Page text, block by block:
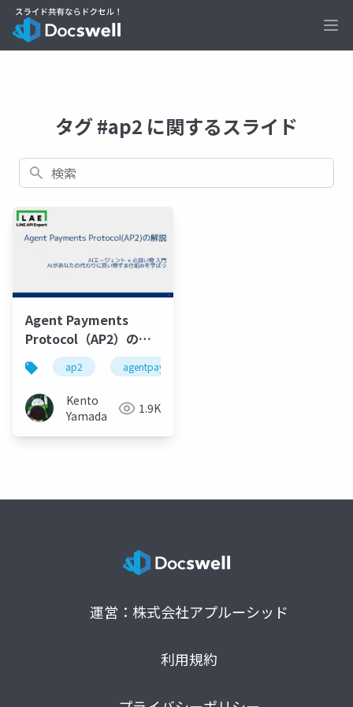
タグ #ap2 に関するスライド
検索
Agent Payments
Protocol（AP2）の解
説
ap2 agentpaymentsprotocol
Kento
Yamada
1.9K
運営：株式会社アプルーシッド
利用規約